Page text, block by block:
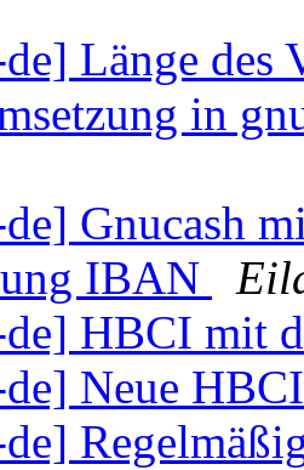
Länge des
in
Gnucash
IBAN
de] HBCI mit
de] Neue